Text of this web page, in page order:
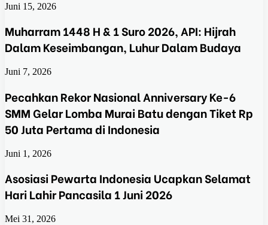
Juni 15, 2026
Muharram 1448 H & 1 Suro 2026, API: Hijrah
Dalam Keseimbangan, Luhur Dalam Budaya
Juni 7, 2026
Pecahkan Rekor Nasional Anniversary Ke-6
SMM Gelar Lomba Murai Batu dengan Tiket Rp
50 Juta Pertama di Indonesia
Juni 1, 2026
Asosiasi Pewarta Indonesia Ucapkan Selamat
Hari Lahir Pancasila 1 Juni 2026
Mei 31, 2026